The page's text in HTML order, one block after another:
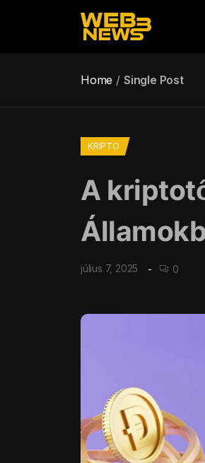
Home Single Post
KRIPTO
A
július 7, 2025 0